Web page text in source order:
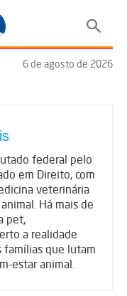
6 de agosto de 2026
federal pelo
em Direito, com
veterinária
Há mais de
pet,
a realidade
famílias que lutam
estar animal.